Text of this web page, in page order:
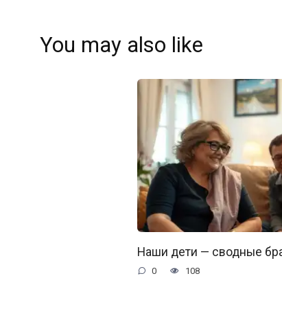
You may also like
Наши дети — сводные
0 108